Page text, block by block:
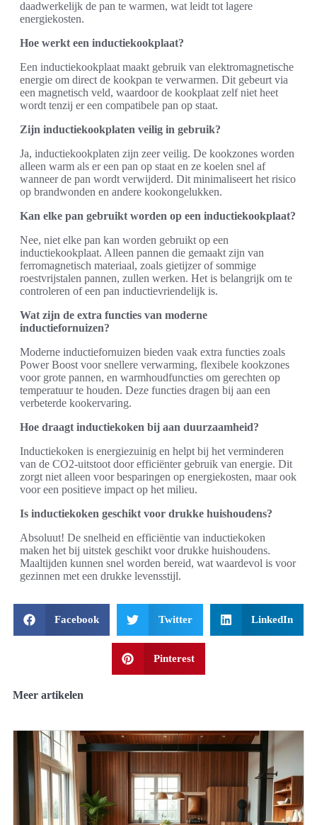
daadwerkelijk de pan te warmen, wat leidt tot lagere
energiekosten.
Hoe werkt een inductiekookplaat?
Een inductiekookplaat maakt gebruik van elektromagnetische
energie om direct de kookpan te verwarmen. Dit gebeurt via
een magnetisch veld, waardoor de kookplaat zelf niet heet
wordt tenzij er een compatibele pan op staat.
Zijn inductiekookplaten veilig in gebruik?
Ja, inductiekookplaten zijn zeer veilig. De kookzones worden
alleen warm als er een pan op staat en ze koelen snel af
wanneer de pan wordt verwijderd. Dit minimaliseert het risico
op brandwonden en andere kookongelukken.
Kan elke pan gebruikt worden op een inductiekookplaat?
Nee, niet elke pan kan worden gebruikt op een
inductiekookplaat. Alleen pannen die gemaakt zijn van
ferromagnetisch materiaal, zoals gietijzer of sommige
roestvrijstalen pannen, zullen werken. Het is belangrijk om te
controleren of een pan inductievriendelijk is.
Wat zijn de extra functies van moderne
inductiefornuizen?
Moderne inductiefornuizen bieden vaak extra functies zoals
Power Boost voor snellere verwarming, flexibele kookzones
voor grote pannen, en warmhoudfuncties om gerechten op
temperatuur te houden. Deze functies dragen bij aan een
verbeterde kookervaring.
Hoe draagt inductiekoken bij aan duurzaamheid?
Inductiekoken is energiezuinig en helpt bij het verminderen
van de CO2-uitstoot door efficiënter gebruik van energie. Dit
zorgt niet alleen voor besparingen op energiekosten, maar ook
voor een positieve impact op het milieu.
Is inductiekoken geschikt voor drukke huishoudens?
Absoluut! De snelheid en efficiëntie van inductiekoken
maken het bij uitstek geschikt voor drukke huishoudens.
Maaltijden kunnen snel worden bereid, wat waardevol is voor
gezinnen met een drukke levensstijl.
Facebook Twitter LinkedIn
Pinterest
Meer artikelen